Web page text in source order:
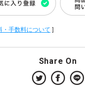
・手数料について ]
Share On